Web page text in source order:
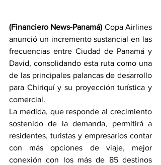
(Financiero News-Panamá) Copa Airlines
anunció un incremento sustancial en las
frecuencias entre Ciudad de Panamá y
David, consolidando esta ruta como una
de las principales palancas de desarrollo
para Chiriquí y su proyección turística y
comercial.
La medida, que responde al crecimiento
sostenido de la demanda, permitirá a
residentes, turistas y empresarios contar
con más opciones de viaje, mejor
conexión con los más de 85 destinos